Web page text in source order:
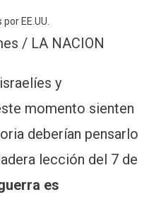
/ LA NACION
y
momento sienten
deberían pensarlo
lección del 7 de
es